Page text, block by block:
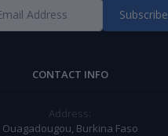
Subscribe
CONTACT INFO
Address:
Ouagadougou, Burkina Faso